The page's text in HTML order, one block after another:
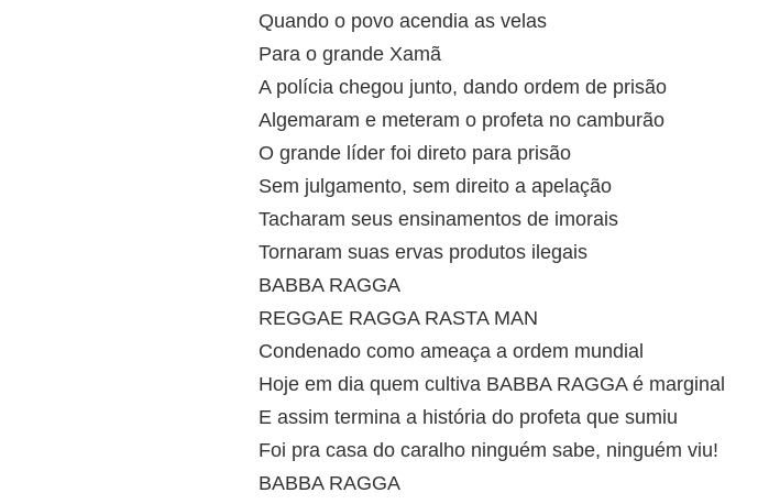
Quando o povo acendia as velas
Para o grande Xamã
A polícia chegou junto, dando ordem de prisão
Algemaram e meteram o profeta no camburão
O grande líder foi direto para prisão
Sem julgamento, sem direito a apelação
Tacharam seus ensinamentos de imorais
Tornaram suas ervas produtos ilegais
BABBA RAGGA
REGGAE RAGGA RASTA MAN
Condenado como ameaça a ordem mundial
Hoje em dia quem cultiva BABBA RAGGA é marginal
E assim termina a história do profeta que sumiu
Foi pra casa do caralho ninguém sabe, ninguém viu!
BABBA RAGGA